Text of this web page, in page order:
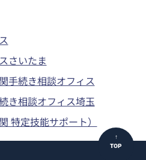
さいたま
手続き相談オフィス
き相談オフィス埼玉
特定技能サポート）
↑
TOP